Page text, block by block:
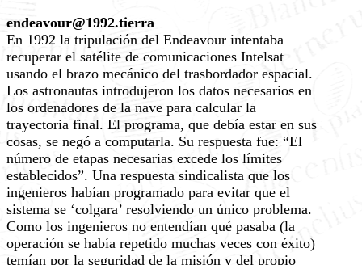
endeavour@1992.tierra
En 1992 la tripulación del Endeavour intentaba
recuperar el satélite de comunicaciones Intelsat
usando el brazo mecánico del trasbordador espacial.
Los astronautas introdujeron los datos necesarios en
los ordenadores de la nave para calcular la
trayectoria final. El programa, que debía estar en sus
cosas, se negó a computarla. Su respuesta fue: “El
número de etapas necesarias excede los límites
establecidos”. Una respuesta sindicalista que los
ingenieros habían programado para evitar que el
sistema se ‘colgara’ resolviendo un único problema.
Como los ingenieros no entendían qué pasaba (la
operación se había repetido muchas veces con éxito)
temían por la seguridad de la misión y del propio